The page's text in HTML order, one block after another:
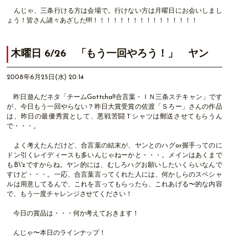
んじゃ、三条行ける方は会場で。行けない方は月曜日にお会いしまし
ょう！皆さん諸々あざした!!!!！！！！！！！！！！！！！！！！
木曜日 6/26 「もう一回やろう！」 ヤン
2008年6月25日(水) 20:14
昨日遊んだネタ「チームGottcha!!合言葉・ＩＮ三条ステキャン」です
が、今日もう一回やらない？昨日大賞受賞の佐渡「Ｓろー」さんの作品
は、昨日の最優秀賞として、悪戦苦闘Ｔシャツは郵送させてもらうん
で・・・。
よく考えたんだけど、合言葉の結末が、ヤンとのハグor握手ってのに
ドン引くレイディースも多いんじゃねーかと・・・。メインはあくまで
もB\'zですからね。ヤン的には、むしろハグお願いしたいくらいなんで
すけど・・・。一応、合言葉言ってくれた人には、何かしらのスペシャ
ルは用意してるんで、これを言ってもらったら、これあげる〜的な内容
で、もう一度チャレンジさせてください！
今日の賞品は・・・何か考えておきます！
んじゃ〜本日のラインナップ！